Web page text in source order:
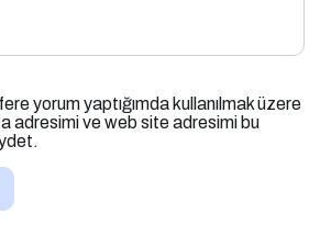
yorum yaptığımda kullanılmak üzere
adresimi ve web site adresimi bu